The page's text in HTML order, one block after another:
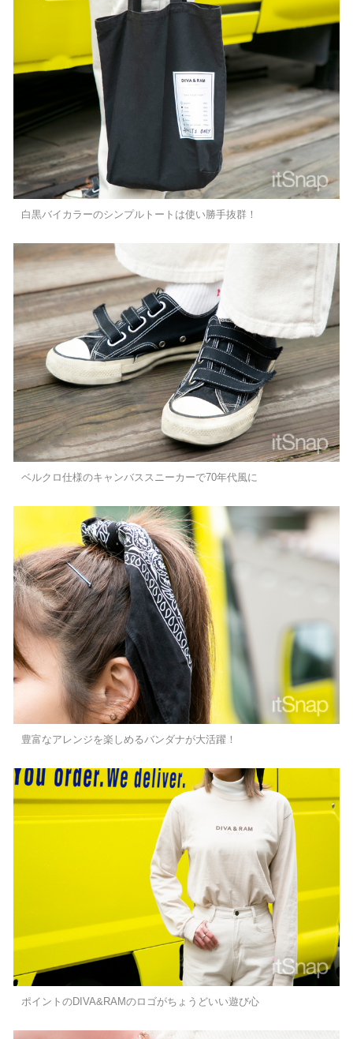
白黒バイカラーのシンプルトートは使い勝手抜群！
ベルクロ仕様のキャンバススニーカーで70年代風に
豊富なアレンジを楽しめるバンダナが大活躍！
ポイントのDIVA&RAMのロゴがちょうどいい遊び心